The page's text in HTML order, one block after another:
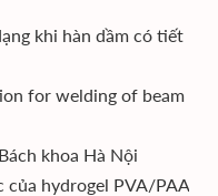
khi hàn dầm có tiết
for welding of beam
khoa Hà Nội
hydrogel PVA/PAA